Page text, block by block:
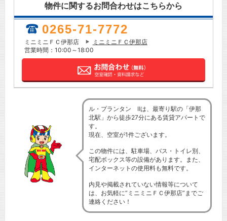
物件に関するお問合わせはこちらから
0265-71-7772
ミニミニＦＣ伊那店
ミニミニＦＣ伊那店
営業時間：10:00～18:00
ル・プランタン Ⅱは、最寄り駅の「伊那
北駅」から徒歩27分にある賃貸アパートで
す。
現在、空室が1件ございます。
この物件には、駐車場、バス・トイレ別、
宅配ボックス等の設備があります。また、
インターネットの使用料も無料です。
内見や掲載されていない情報等について
は、お気軽に”ミニミニＦＣ伊那店”までご
連絡ください！